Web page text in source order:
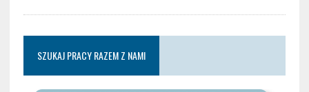
SZUKAJ PRACY RAZEM Z NAMI